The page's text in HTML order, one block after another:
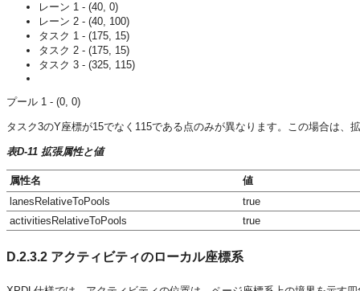
レーン 1 - (40, 0)
レーン 2 - (40, 100)
タスク 1 - (175, 15)
タスク 2 - (175, 15)
タスク 3 - (325, 115)
プール 1 - (0, 0)
タスク3のY座標が15でなく115である点のみが異なります。この場合は、
表D-11 拡張属性と値
属性名
値
lanesRelativeToPools
true
activitiesRelativeToPools
true
D.2.3.2 アクティビティのローカル座標系